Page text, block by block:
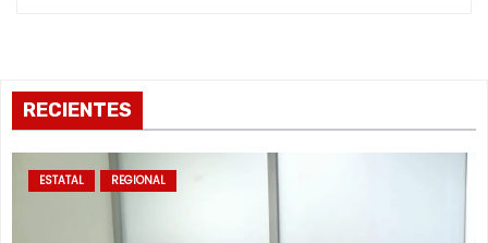
RECIENTES
ESTATAL REGIONAL